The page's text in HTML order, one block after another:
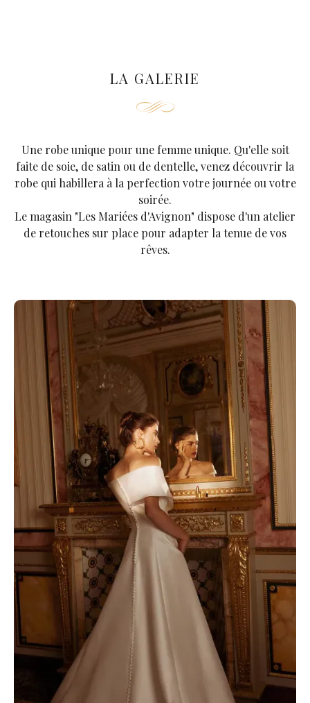
LA GALERIE
Une robe unique pour une femme unique. Qu'elle soit
faite de soie, de satin ou de dentelle, venez découvrir la
robe qui habillera à la perfection votre journée ou votre
soirée.
Le magasin "Les Mariées d'Avignon" dispose d'un atelier
de retouches sur place pour adapter la tenue de vos
rêves.